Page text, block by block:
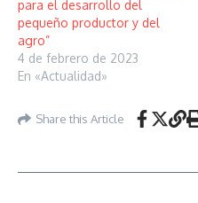
para el desarrollo del
pequeño productor y del
agro”
4 de febrero de 2023
En «Actualidad»
Share this Article